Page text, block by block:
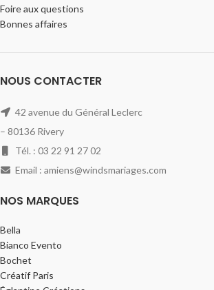
Foire aux questions
Bonnes affaires
NOUS CONTACTER
42 avenue du Général Leclerc
– 80136 Rivery
Tél. : 03 22 91 27 02
Email : amiens@windsmariages.com
NOS MARQUES
Bella
Bianco Evento
Bochet
Créatif Paris